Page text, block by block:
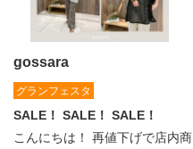
gossara
グランフェスタ
SALE！ SALE！ SALE！
こんにちは！ 再値下げで店内商